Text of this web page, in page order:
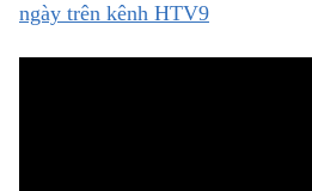
ngày trên kênh HTV9